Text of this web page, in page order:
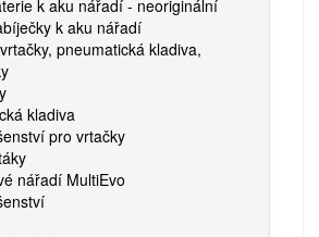
k aku nářadí - neoriginální
k aku nářadí
pneumatická kladiva,
kladiva
pro vrtačky
nářadí MultiEvo